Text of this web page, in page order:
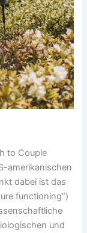
to Couple
amerikanischen
dabei ist das
functioning”)
und